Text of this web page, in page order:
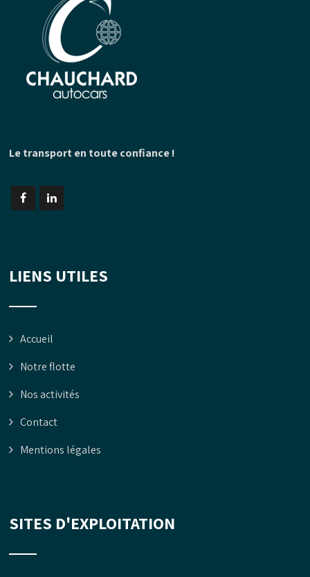
Le transport en toute confiance !
LIENS UTILES
Accueil
Notre flotte
Nos activités
Contact
Mentions légales
SITES D'EXPLOITATION